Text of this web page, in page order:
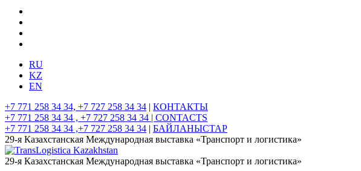
RU
KZ
EN
+7 771 258 34 34, +7 727 258 34 34 | КОНТАКТЫ
+7 771 258 34 34 , +7 727 258 34 34 | CONTACTS
+7 771 258 34 34 ,+7 727 258 34 34 | БАЙЛАНЫСТАР
29-я Казахстанская Международная выставка «Транспорт и логистика»
29-я Казахстанская Международная выставка «Транспорт и логистика»